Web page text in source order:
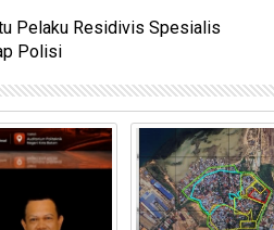
Pelaku Residivis Spesialis
Polisi